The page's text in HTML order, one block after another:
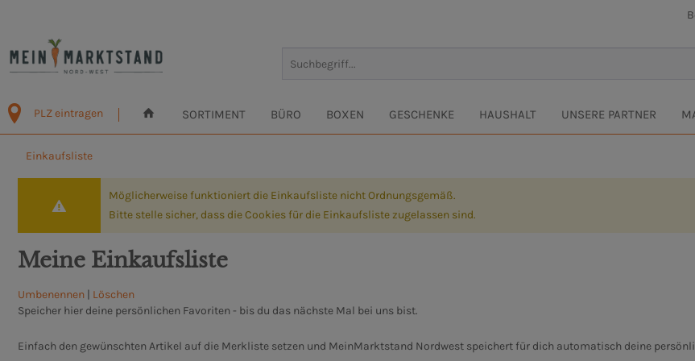
PLZ eintragen SORTIMENT BÜRO BOXEN GESCHENKE HAUSHALT UNSERE PARTNER
Einkaufsliste
Möglicherweise funktioniert die Einkaufsliste nicht Ordnungsgemäß.
Bitte stelle sicher, dass die Cookies für die Einkaufsliste zugelassen sind.
Meine Einkaufsliste
Umbenennen | Löschen
Speicher hier deine persönlichen Favoriten - bis du das nächste Mal bei uns bist.
Einfach den gewünschten Artikel auf die Merkliste setzen und MeinMarktstand Nordwest speichert für dich automatisch deine